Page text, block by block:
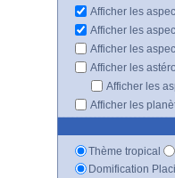
Afficher les
Afficher les
Afficher les
Afficher les
Afficher les
Afficher les
Thème tropical
Domification